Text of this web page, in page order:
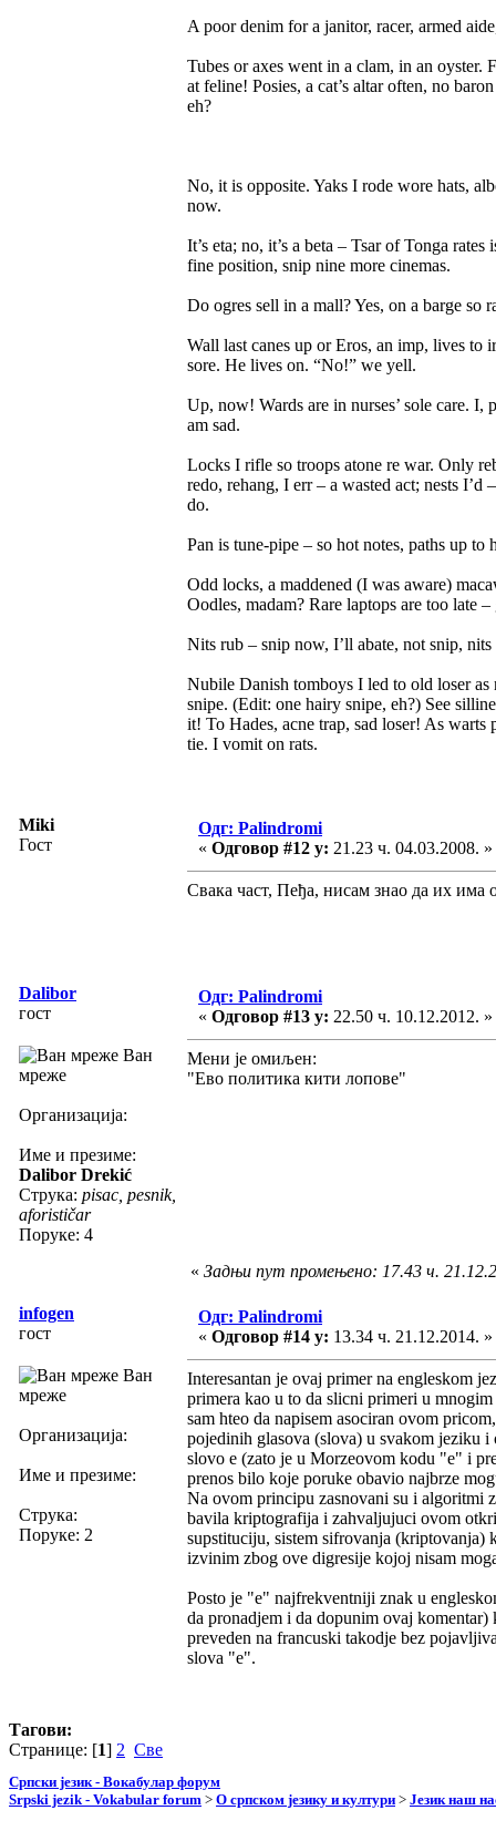
A poor denim for a janitor, racer, armed
Tubes or axes went in a clam, in an oyster.
at feline! Posies, a cat’s altar often, no
eh?
No, it is opposite. Yaks I rode wore hats,
now.
It’s eta; no, it’s a beta – Tsar of Tonga
fine position, snip nine more cinemas.
Do ogres sell in a mall? Yes, on a barge so
Wall last canes up or Eros, an imp, lives to
sore. He lives on. “No!” we yell.
Up, now! Wards are in nurses’ sole care. I,
am sad.
Locks I rifle so troops atone re war. Only
redo, rehang, I err – a wasted act; nests
do.
Pan is tune-pipe – so hot notes, paths up to
Odd locks, a maddened (I was aware)
Oodles, madam? Rare laptops are too late
Nits rub – snip now, I’ll abate, not snip,
Nubile Danish tomboys I led to old loser
snipe. (Edit: one hairy snipe, eh?) See
it! To Hades, acne trap, sad loser! As
tie. I vomit on rats.
Miki
Гост
Одг: Palindromi
« Одговор #12 у: 21.23 ч. 04.03.2008. »
Свака част, Пеђа, нисам знао да их има
Dalibor
гост
Ван
мреже
Организација:
Име и презиме:
Dalibor Drekić
Струка: pisac, pesnik,
aforističar
Поруке: 4
Одг: Palindromi
« Одговор #13 у: 22.50 ч. 10.12.2012. »
Мени је омиљен:
"Ево политика кити лопове"
« Задњи пут промењено: 17.43 ч.
infogen
гост
Ван
мреже
Организација:
Име и презиме:
Струка:
Поруке: 2
Одг: Palindromi
« Одговор #14 у: 13.34 ч. 21.12.2014. »
Interesantan je ovaj primer na engleskom
primera kao u to da slicni primeri u
sam hteo da napisem asociran ovom
pojedinih glasova (slova) u svakom jeziku
slovo e (zato je u Morzeovom kodu "e" i
prenos bilo koje poruke obavio najbrze
Na ovom principu zasnovani su i algoritmi
bavila kriptografija i zahvaljujuci ovom
supstituciju, sistem sifrovanja (kriptovanja)
izvinim zbog ove digresije kojoj nisam
Posto je "e" najfrekventniji znak u
da pronadjem i da dopunim ovaj
preveden na francuski takodje bez
slova "e".
Тагови:
Странице: [1] 2 Све
Српски језик - Вокабулар форум
Srpski jezik - Vokabular forum > О српском језику и култури > Језик наш